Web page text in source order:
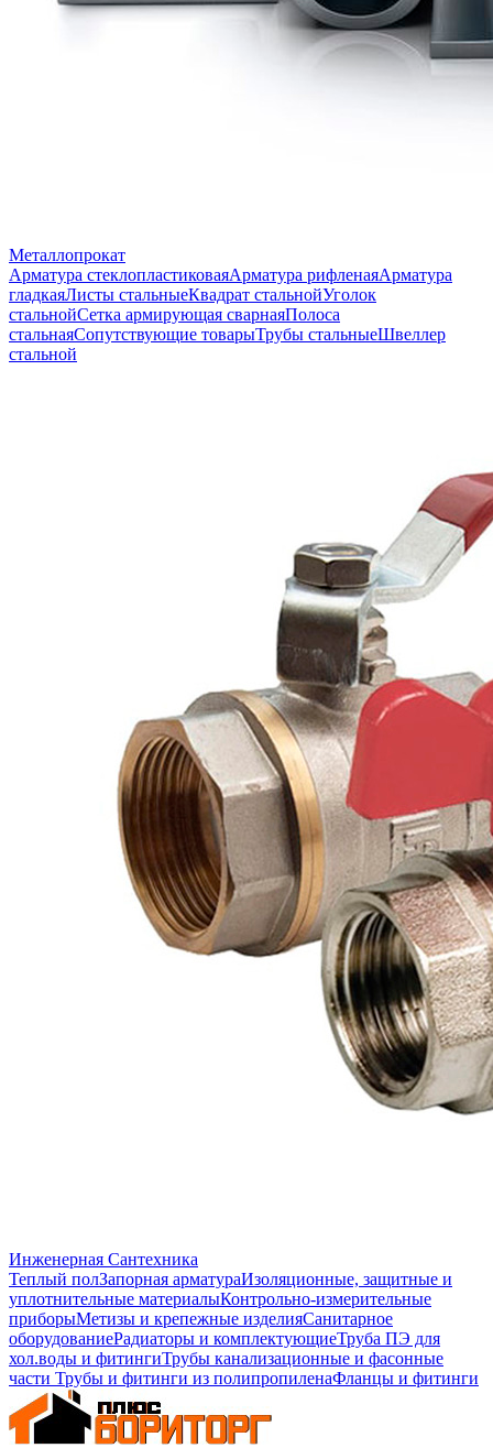
Металлопрокат
Арматура стеклопластиковаяАрматура рифленаяАрматура
гладкаяЛисты стальныеКвадрат стальнойУголок
стальнойСетка армирующая сварнаяПолоса
стальнаяСопутствующие товарыТрубы стальныеШвеллер
стальной
Инженерная Сантехника
Теплый полЗапорная арматураИзоляционные, защитные и
уплотнительные материалыКонтрольно-измерительные
приборыМетизы и крепежные изделияСанитарное
оборудованиеРадиаторы и комплектующиеТруба ПЭ для
хол.воды и фитингиТрубы канализационные и фасонные
части Трубы и фитинги из полипропиленаФланцы и фитинги